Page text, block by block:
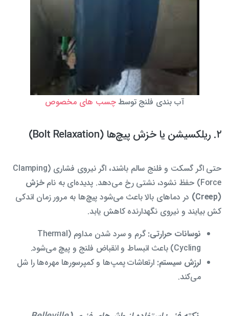
آب بندی فلنج توسطچسب های مخصوص
۲. ریلکسیشن یا خزش پیچ‌ها (Bolt Relaxation)
حتی اگر گسکت و فلنج سالم باشند، اگر نیروی فشاری (Clamping
Force) حفظ نشود، نشتی رخ می‌دهد. پدیده‌ای به نام
خزش
(Creep)
در دماهای بالا باعث می‌شود پیچ‌ها به مرور زمان اندکی
کش بیایند و نیروی نگهدارنده کاهش یابد.
نوسانات حرارتی:
گرم و سرد شدن مداوم (Thermal
Cycling) باعث انبساط و انقباض فلنج و پیچ می‌شود.
لرزش سیستم: ارتعاشات پمپ‌ها و کمپرسورها مهره‌ها را شل
می‌کند.